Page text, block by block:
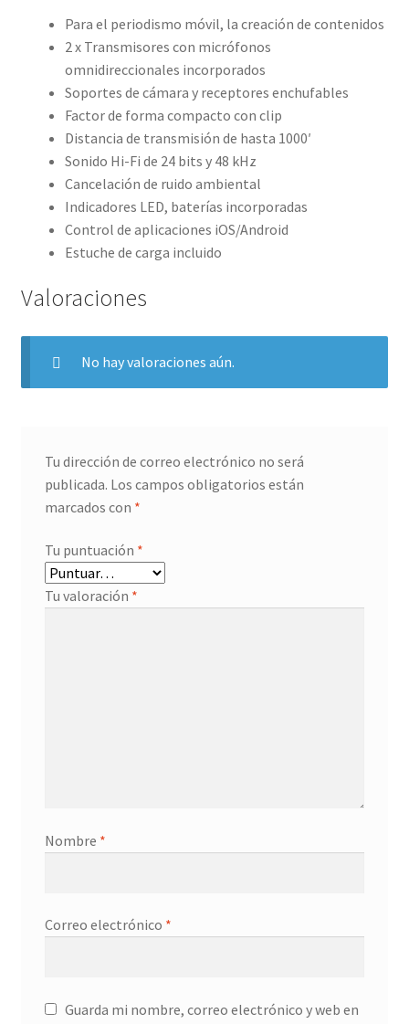
Para el periodismo móvil, la creación de contenidos
2 x Transmisores con micrófonos
omnidireccionales incorporados
Soportes de cámara y receptores enchufables
Factor de forma compacto con clip
Distancia de transmisión de hasta 1000′
Sonido Hi-Fi de 24 bits y 48 kHz
Cancelación de ruido ambiental
Indicadores LED, baterías incorporadas
Control de aplicaciones iOS/Android
Estuche de carga incluido
Valoraciones
No hay valoraciones aún.
Tu dirección de correo electrónico no será
publicada. Los campos obligatorios están
marcados con *
Tu puntuación *
Tu valoración *
Nombre *
Correo electrónico *
Guarda mi nombre, correo electrónico y web en